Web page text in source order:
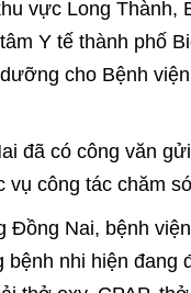
vực Long Thành,
Y tế thành phố
cho Bệnh
đã có công văn
công tác chăm
Đồng Nai, bệnh
nhi hiện đang